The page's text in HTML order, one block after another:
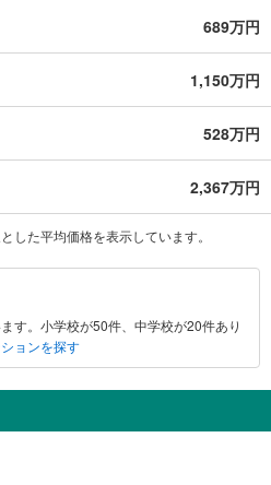
689万円
1,150万円
528万円
2,367万円
した平均価格を表示しています。
す。小学校が50件、中学校が20件あり
ョンを探す